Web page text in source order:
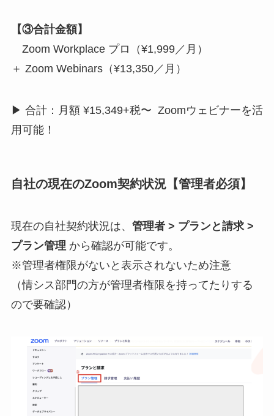
【③合計金額】
Zoom Workplace プロ（¥1,999／月）
＋ Zoom Webinars（¥13,350／月）
▶︎ 合計：月額 ¥15,349+税〜 Zoomウェビナーを活
用可能！
自社の現在のZoom契約状況【管理者必須】
現在の自社契約状況は、 管理者 > プランと請求 >
プラン管理 から確認が可能です。
※管理者権限がないと表示されないため注意
（情シス部門の方が管理者権限を持ってたりする
ので要確認）